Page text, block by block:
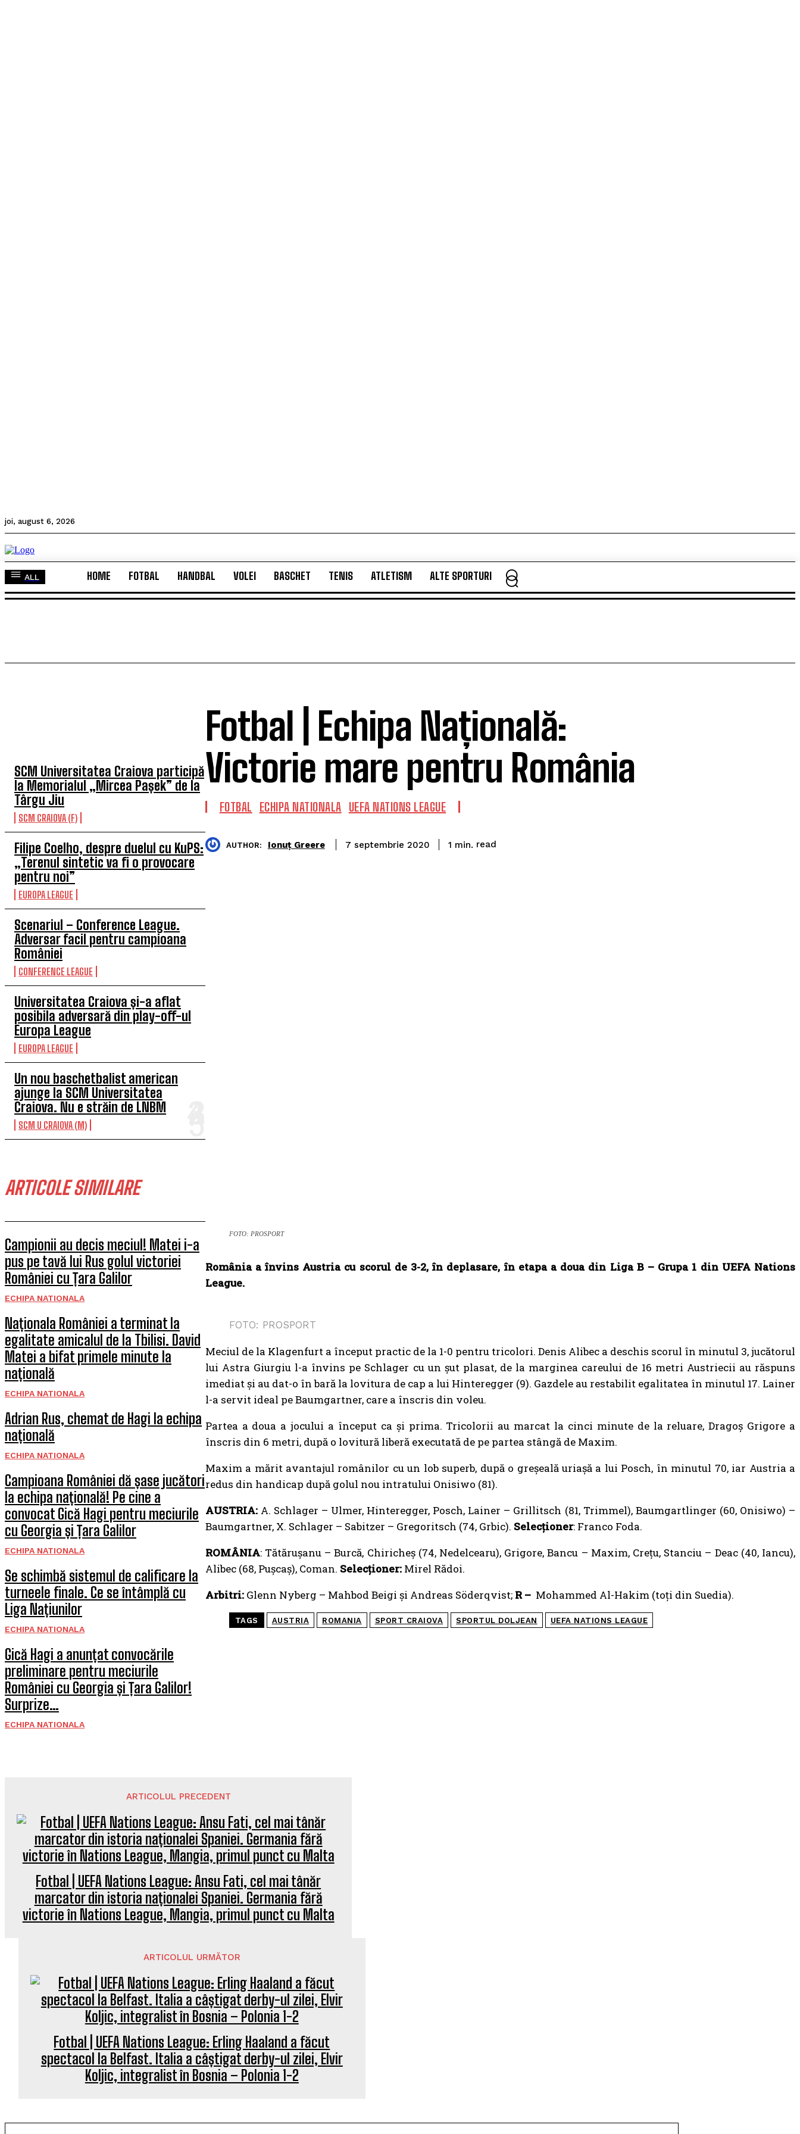
joi, august 6, 2026
ALL HOME FOTBAL HANDBAL VOLEI BASCHET TENIS ATLETISM ALTE SPORTURI
ALL HOME FOTBAL HANDBAL VOLEI BASCHET TENIS ATLETISM ALTE SPORTURI
SCM Universitatea Craiova participă
la Memorialul „Mircea Pașek” de la
Târgu Jiu
SCM CRAIOVA (F)
Filipe Coelho, despre duelul cu KuPS:
„Terenul sintetic va fi o provocare
pentru noi”
EUROPA LEAGUE
Scenariul – Conference League.
Adversar facil pentru campioana
României
CONFERENCE LEAGUE
Universitatea Craiova și-a aflat
posibila adversară din play-off-ul
Europa League
EUROPA LEAGUE
Un nou baschetbalist american
ajunge la SCM Universitatea
Craiova. Nu e străin de LNBM
SCM U CRAIOVA (M)
ARTICOLE SIMILARE
Campionii au decis meciul! Matei i-a
pus pe tavă lui Rus golul victoriei
României cu Țara Galilor
ECHIPA NATIONALA
Naționala României a terminat la
egalitate amicalul de la Tbilisi. David
Matei a bifat primele minute la
națională
ECHIPA NATIONALA
Adrian Rus, chemat de Hagi la echipa
națională
ECHIPA NATIONALA
Campioana României dă șase jucători
la echipa națională! Pe cine a
convocat Gică Hagi pentru meciurile
cu Georgia și Țara Galilor
ECHIPA NATIONALA
Se schimbă sistemul de calificare la
turneele finale. Ce se întâmplă cu
Liga Națiunilor
ECHIPA NATIONALA
Gică Hagi a anunțat convocările
preliminare pentru meciurile
României cu Georgia și Țara Galilor!
Surprize…
ECHIPA NATIONALA
Fotbal | Echipa Națională:
Victorie mare pentru România
FOTBAL ECHIPA NATIONALA UEFA NATIONS LEAGUE
AUTHOR: Ionuț Greere 7 septembrie 2020 1 min. read
FOTO: PROSPORT
România a învins Austria cu scorul de 3-2, în deplasare, în etapa a doua din Liga B – Grupa 1 din UEFA Nations
League.
FOTO: PROSPORT
Meciul de la Klagenfurt a început practic de la 1-0 pentru tricolori. Denis Alibec a deschis scorul în minutul 3, jucătorul
lui Astra Giurgiu l-a învins pe Schlager cu un șut plasat, de la marginea careului de 16 metri Austriecii au răspuns
imediat și au dat-o în bară la lovitura de cap a lui Hinteregger (9). Gazdele au restabilit egalitatea în minutul 17. Lainer
l-a servit ideal pe Baumgartner, care a înscris din voleu.
Partea a doua a jocului a început ca și prima. Tricolorii au marcat la cinci minute de la reluare, Dragoș Grigore a
înscris din 6 metri, după o lovitură liberă executată de pe partea stângă de Maxim.
Maxim a mărit avantajul românilor cu un lob superb, după o greșeală uriașă a lui Posch, în minutul 70, iar Austria a
redus din handicap după golul nou intratului Onisiwo (81).
AUSTRIA: A. Schlager – Ulmer, Hinteregger, Posch, Lainer – Grillitsch (81, Trimmel), Baumgartlinger (60, Onisiwo) –
Baumgartner, X. Schlager – Sabitzer – Gregoritsch (74, Grbic). Selecționer: Franco Foda.
ROMÂNIA: Tătărușanu – Burcă, Chiricheș (74, Nedelcearu), Grigore, Bancu – Maxim, Crețu, Stanciu – Deac (40, Iancu),
Alibec (68, Pușcaș), Coman. Selecționer:Mirel Rădoi.
Arbitri:Glenn Nyberg – Mahbod Beigi și Andreas Söderqvist; R –Mohammed Al-Hakim (toți din Suedia).
TAGS AUSTRIA ROMANIA SPORT CRAIOVA SPORTUL DOLJEAN UEFA NATIONS LEAGUE
ARTICOLUL PRECEDENT
Fotbal | UEFA Nations League: Ansu Fati, cel mai tânăr
marcator din istoria naționalei Spaniei. Germania fără
victorie în Nations League, Mangia, primul punct cu Malta
ARTICOLUL URMĂTOR
Fotbal | UEFA Nations League: Erling Haaland a făcut
spectacol la Belfast. Italia a câștigat derby-ul zilei, Elvir
Koljic, integralist în Bosnia – Polonia 1-2